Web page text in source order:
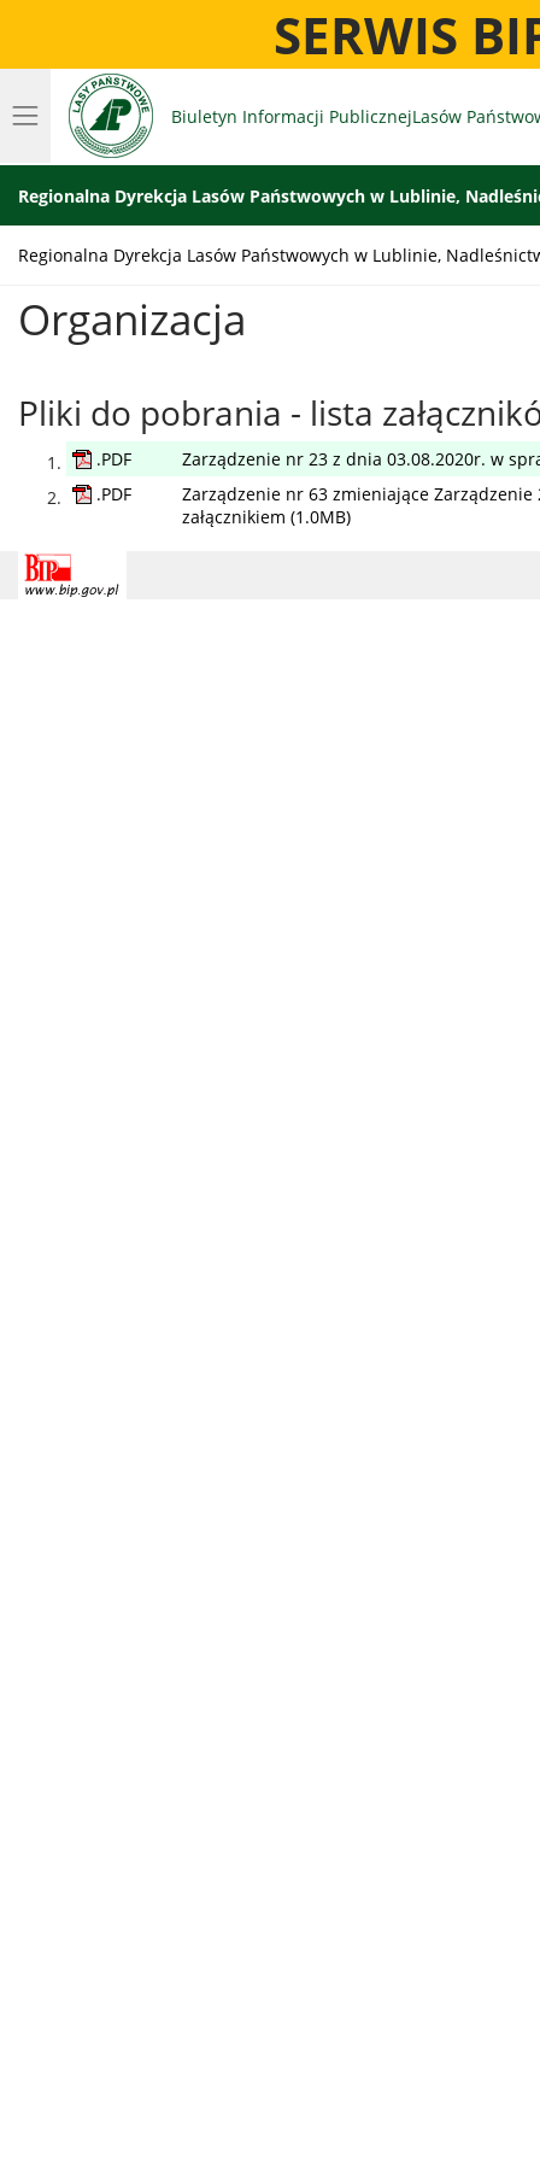
SERWIS
Biuletyn Informacji PublicznejLasów
Regionalna Dyrekcja Lasów Państwowych w Lublinie,
Regionalna Dyrekcja Lasów Państwowych w Lublinie,
Organizacja
Pliki do pobrania - lista
.PDF
Zarządzenie nr 23 z dnia 03.08.2020r. w
.PDF
Zarządzenie nr 63 zmieniające
załącznikiem (1.0MB)